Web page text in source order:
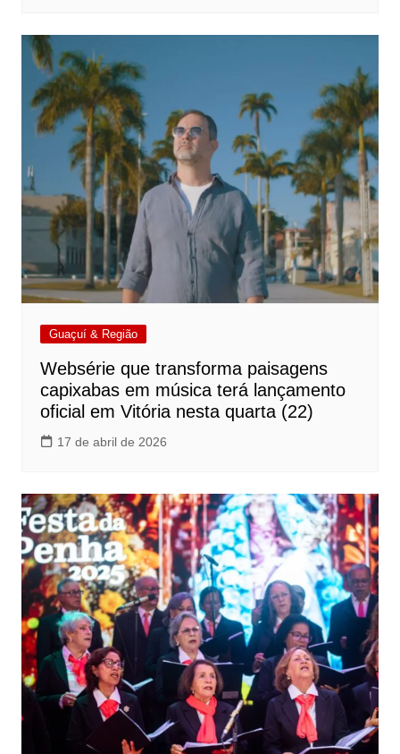
Guaçuí & Região
Websérie que transforma paisagens
capixabas em música terá lançamento
oficial em Vitória nesta quarta (22)
17 de abril de 2026